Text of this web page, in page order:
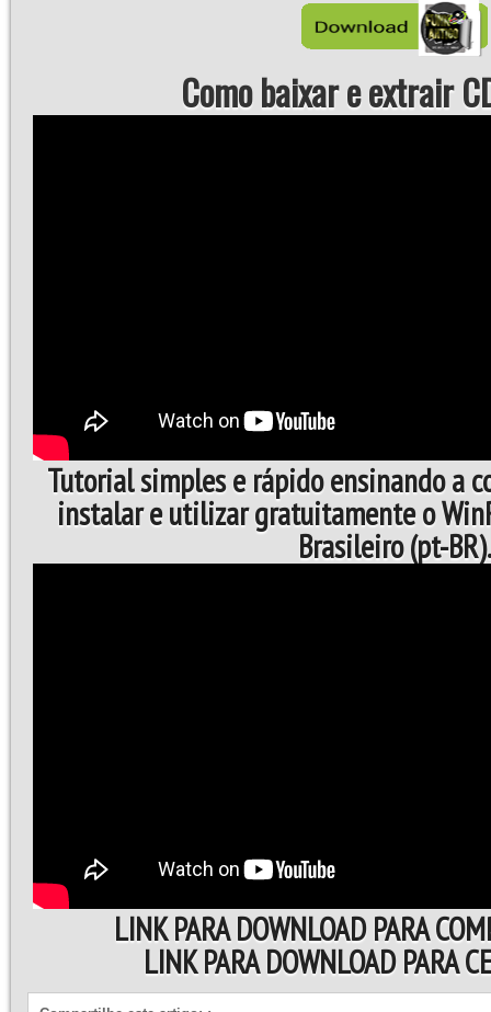
Como baixar e extrair
Tutorial simples e rápido ensinando a
instalar e utilizar gratuitamente o
Brasileiro (pt-BR).
LINK PARA DOWNLOAD PARA
LINK PARA DOWNLOAD PARA